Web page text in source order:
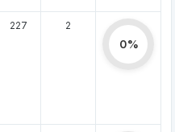
227 2
0%